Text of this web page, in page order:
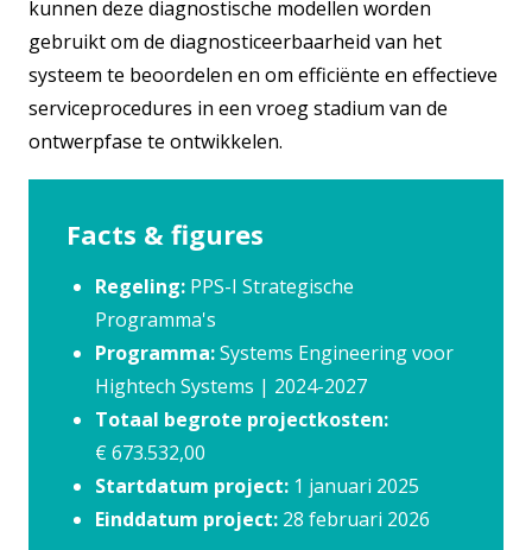
kunnen deze diagnostische modellen worden
gebruikt om de diagnosticeerbaarheid van het
systeem te beoordelen en om efficiënte en effectieve
serviceprocedures in een vroeg stadium van de
ontwerpfase te ontwikkelen.
Facts & figures
Regeling: PPS-I Strategische
Programma's
Programma:Systems Engineering voor
Hightech Systems | 2024-2027
Totaal begrote projectkosten:
€ 673.532,00
Startdatum project: 1 januari 2025
Einddatum project: 28 februari 2026